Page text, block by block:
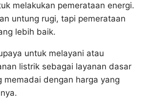
melakukan pemerataan energi.
untung rugi, tapi pemerataan
lebih baik.
untuk melayani atau
listrik sebagai layanan dasar
memadai dengan harga yang